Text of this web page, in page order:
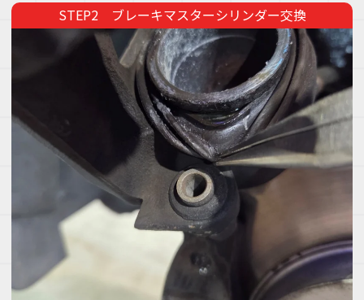
ブレーキマスターシリンダー交換